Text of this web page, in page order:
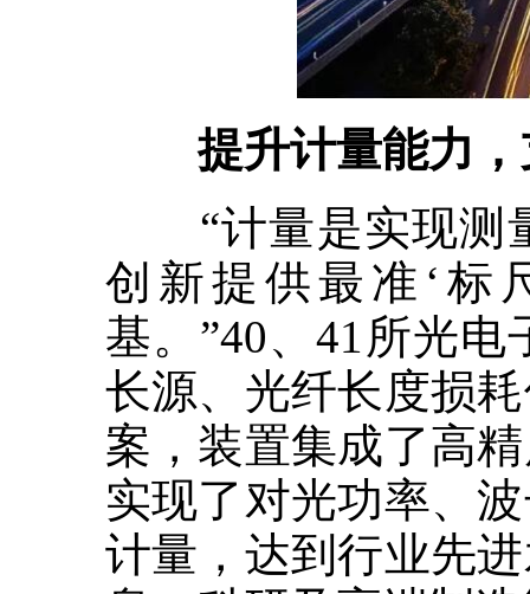
提升计量能力，
“计量是实现测量
创新提供最准‘标
基。”40、41所光
长源、光纤长度损
案，装置集成了高
实现了对光功率、
计量，达到行业先